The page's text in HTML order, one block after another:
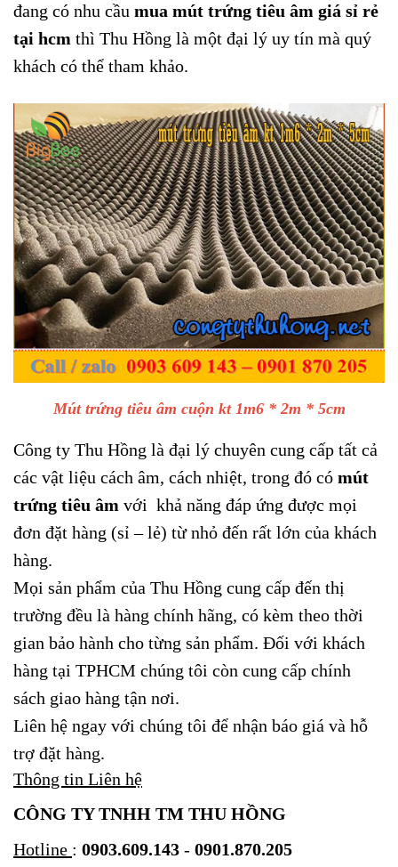
đang có nhu cầu mua mút trứng tiêu âm giá sỉ rẻ
tại hcm thì Thu Hồng là một đại lý uy tín mà quý
khách có thể tham khảo.
Mút trứng tiêu âm cuộn kt 1m6 * 2m * 5cm
Công ty Thu Hồng là đại lý chuyên cung cấp tất cả
các vật liệu cách âm, cách nhiệt, trong đó có mút
trứng tiêu âm với khả năng đáp ứng được mọi
đơn đặt hàng (sỉ – lẻ) từ nhỏ đến rất lớn của khách
hàng.
Mọi sản phẩm của Thu Hồng cung cấp đến thị
trường đều là hàng chính hãng, có kèm theo thời
gian bảo hành cho từng sản phẩm. Đối với khách
hàng tại TPHCM chúng tôi còn cung cấp chính
sách giao hàng tận nơi.
Liên hệ ngay với chúng tôi để nhận báo giá và hỗ
trợ đặt hàng.
Thông tin Liên hệ
CÔNG TY TNHH TM THU HỒNG
Hotline : 0903.609.143 - 0901.870.205